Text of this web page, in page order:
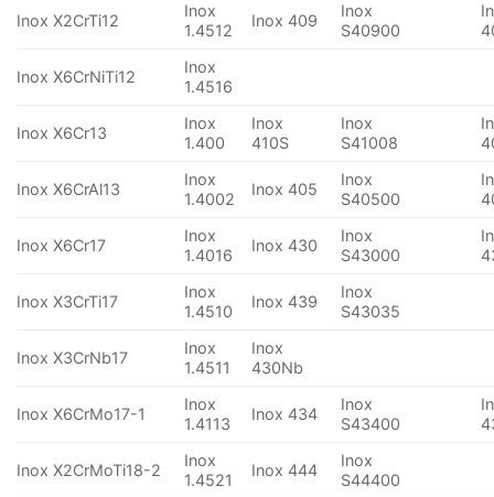
Inox X2CrTi12
Inox
1.4512
Inox 409
Inox
S40900
Inox X6CrNiTi12
Inox
1.4516
Inox X6Cr13
Inox
1.400
Inox
410S
Inox
S41008
Inox X6CrAl13
Inox
1.4002
Inox 405
Inox
S40500
Inox X6Cr17
Inox
1.4016
Inox 430
Inox
S43000
Inox X3CrTi17
Inox
1.4510
Inox 439
Inox
S43035
Inox X3CrNb17
Inox
1.4511
Inox
430Nb
Inox X6CrMo17-1
Inox
1.4113
Inox 434
Inox
S43400
Inox X2CrMoTi18-2
Inox
1.4521
Inox 444
Inox
S44400